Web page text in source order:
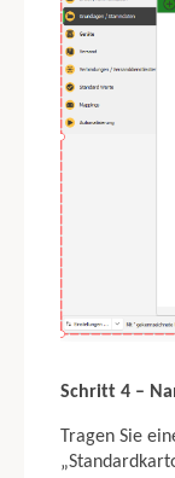
Schritt 4 –
Tragen Sie